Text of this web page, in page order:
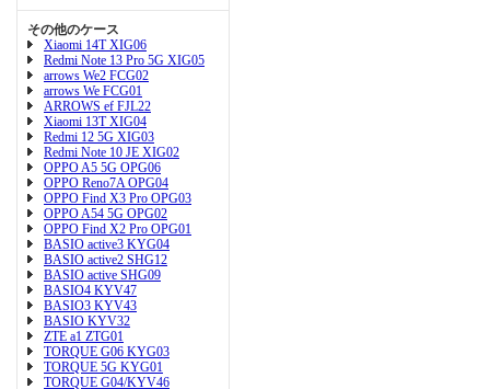
その他のケース
Xiaomi 14T XIG06
Redmi Note 13 Pro 5G XIG05
arrows We2 FCG02
arrows We FCG01
ARROWS ef FJL22
Xiaomi 13T XIG04
Redmi 12 5G XIG03
Redmi Note 10 JE XIG02
OPPO A5 5G OPG06
OPPO Reno7A OPG04
OPPO Find X3 Pro OPG03
OPPO A54 5G OPG02
OPPO Find X2 Pro OPG01
BASIO active3 KYG04
BASIO active2 SHG12
BASIO active SHG09
BASIO4 KYV47
BASIO3 KYV43
BASIO KYV32
ZTE a1 ZTG01
TORQUE G06 KYG03
TORQUE 5G KYG01
TORQUE G04/KYV46